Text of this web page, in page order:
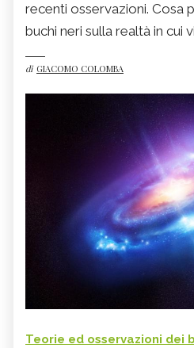
recenti osservazioni. Cosa
buchi neri sulla realtà in cui
di GIACOMO COLOMBA
Teorie ed osservazioni dei